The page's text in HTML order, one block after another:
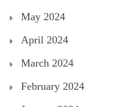
May 2024
April 2024
March 2024
February 2024